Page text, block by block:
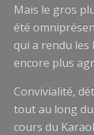
Mais le gros
été
qui a rendu les
encore plus
Convivialité,
tout au long du
cours du